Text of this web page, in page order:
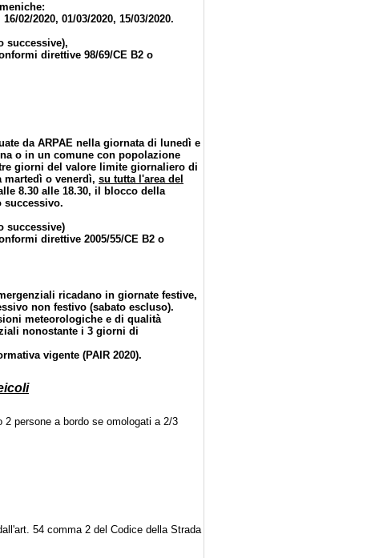
02/2020, 01/03/2020, 15/03/2020.
successive),
direttive 98/69/CE B2 o
da ARPAE nella giornata di lunedì e
o in un comune con popolazione
giorni del valore limite giornaliero di
martedì o venerdì, su tutta l'area del
8.30 alle 18.30, il blocco della
successive)
direttive 2005/55/CE B2 o
ricadano in giornate festive,
non festivo (sabato escluso).
meteorologiche e di qualità
nonostante i 3 giorni di
vigente (PAIR 2020).
persone a bordo se omologati a 2/3
54 comma 2 del Codice della Strada